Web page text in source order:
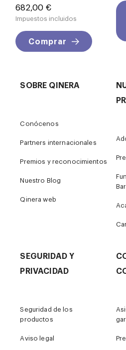
Precio
682,00 €
Impuestos incluidos
Comprar
SOBRE QINERA
Conócenos
Partners internacionales
Premios y reconocimientos
Nuestro Blog
Qinera web
SEGURIDAD Y
PRIVACIDAD
Seguridad de los
productos
Aviso legal